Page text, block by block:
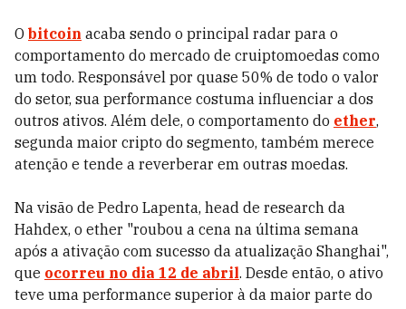
O bitcoin acaba sendo o principal radar para o
comportamento do mercado de cruiptomoedas como
um todo. Responsável por quase 50% de todo o valor
do setor, sua performance costuma influenciar a dos
outros ativos. Além dele, o comportamento do ether,
segunda maior cripto do segmento, também merece
atenção e tende a reverberar em outras moedas.
Na visão de Pedro Lapenta, head de research da
Hahdex, o ether "roubou a cena na última semana
após a ativação com sucesso da atualização Shanghai",
que ocorreu no dia 12 de abril. Desde então, o ativo
teve uma performance superior à da maior parte do